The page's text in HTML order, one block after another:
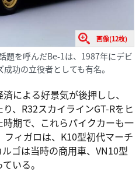
画像(12枚)
題を呼んだBe-1は、1987年にデビ
功の立役者としても有名。
による好景気が後押しし、
、R32スカイラインGT-Rをヒ
期で、これらパイクカーも一
ィガロは、K10型初代マーチ
ゴは当時の商用車、VN10型
いる。